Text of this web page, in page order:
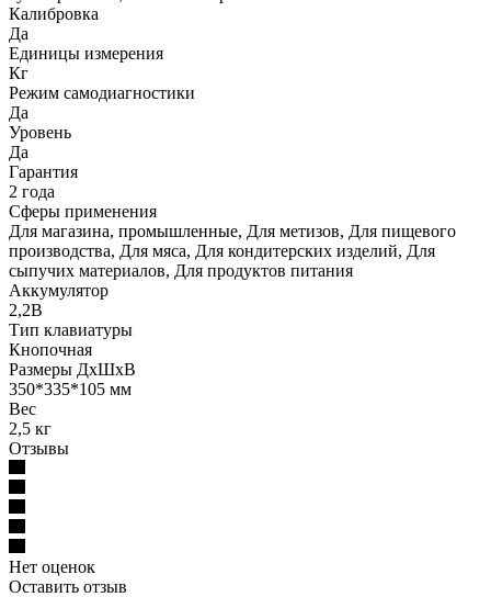
Калибровка
Да
Единицы измерения
Кг
Режим самодиагностики
Да
Уровень
Да
Гарантия
2 года
Сферы применения
Для магазина, промышленные, Для метизов, Для пищевого
производства, Для мяса, Для кондитерских изделий, Для
сыпучих материалов, Для продуктов питания
Аккумулятор
2,2В
Тип клавиатуры
Кнопочная
Размеры ДхШхВ
350*335*105 мм
Вес
2,5 кг
Отзывы
Нет оценок
Оставить отзыв